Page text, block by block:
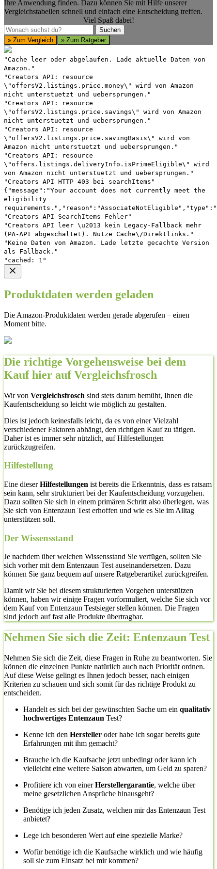
Ihre Anwendung finden. Dazu können Sie mit Hilfe unserer
Vergleichstabellen schnell und einfach eine Entscheidung treffen.
Viel Spaß dabei!
Suchen
Suchen
» Zum Vergleich
» Zum Ratgeber
"Cache leer oder abgelaufen. Lade aktuelle Daten von
Amazon."
"Creators API: resource
\"offersV2.listings.price.money\" wird von Amazon
nicht unterstuetzt und uebersprungen."
"Creators API: resource
\"offersV2.listings.price.savings\" wird von Amazon
nicht unterstuetzt und uebersprungen."
"Creators API: resource
\"offersV2.listings.price.savingBasis\" wird von
Amazon nicht unterstuetzt und uebersprungen."
"Creators API: resource
\"offers.listings.deliveryInfo.isPrimeEligible\" wird
von Amazon nicht unterstuetzt und uebersprungen."
"Creators API HTTP 403 bei searchItems"
{"message":"Your account does not currently meet the
eligibility
"Creators API SearchItems Fehler"
"Creators API leer \u2013 kein Legacy-Fallback mehr
(PA-API abgeschaltet). Nutze Cache\/Direktlinks."
"Keine Daten von Amazon. Lade letzte gecachte Version
als Fallback."
"cached: 1"
Produktdaten werden geladen
Die Amazon-Produktdaten werden gerade abgerufen – einen
Moment bitte.
Die richtige Vorgehensweise bei dem
Kauf hier auf Vergleichsfrosch
Wir von Vergleichsfrosch sind stets darum bemüht, Ihnen die
Kaufentscheidung so leicht wie möglich zu gestalten.
Dies ist jedoch keinesfalls leicht, da es von einer Vielzahl
verschiedener Faktoren abhängt, den richtigen Kauf zu tätigen.
Daher ist es immer sehr nützlich, auf Hilfestellungen
zurückzugreifen.
Hilfestellung
Eine dieserHilfestellungen ist bereits die Erkenntnis, dass es ratsam
sein kann, sehr strukturiert bei der Kaufentscheidung vorzugehen.
Dazu sollten Sie sich in einem primären Schritt also überlegen, was
Sie sich von Entenzaun Test erhoffen und wie es Sie im Alltag
unterstützen soll.
Der Wissensstand
Je nachdem über welchen Wissensstand Sie verfügen, sollten Sie
sich vorher mit dem Entenzaun Test auseinandersetzen. Dazu
können Sie ganz bequem auf unsere Ratgeberartikel zurückgreifen.
Damit wir Sie bei diesem strukturierten Vorgehen unterstützen
können, haben wir einige Fragen vorformuliert, welche Sie sich vor
dem Kauf von Entenzaun Testsieger stellen können. Die Fragen
sind jedoch auf fast alle Produkte übertragbar.
Nehmen Sie sich die Zeit: Entenzaun Test
Nehmen Sie sich die Zeit, diese Fragen in Ruhe zu beantworten. Sie
können die einzelnen Punkte natürlich auch nach Priorität ordnen.
Auf diese Weise gelingt es Ihnen jedoch besser, nach einigen
Kriterien zu schauen und sich somit für das richtige Produkt zu
entscheiden.
Handelt es sich bei der gewünschten Sache um ein qualitativ
hochwertiges Entenzaun Test?
Kenne ich den Hersteller oder habe ich sogar bereits gute
Erfahrungen mit ihm gemacht?
Brauche ich die Kaufsache jetzt unbedingt oder kann ich
vielleicht eine weitere Saison abwarten, um Geld zu sparen?
Profitiere ich von einerHerstellergarantie, welche über
meine gesetzlichen Ansprüche hinausgeht?
Benötige ich jeden Zusatz, welchen mir das Entenzaun Test
anbietet?
Lege ich besonderen Wert auf eine spezielle Marke?
Wofür benötige ich die Kaufsache wirklich und wie häufig
soll sie zum Einsatz bei mir kommen?